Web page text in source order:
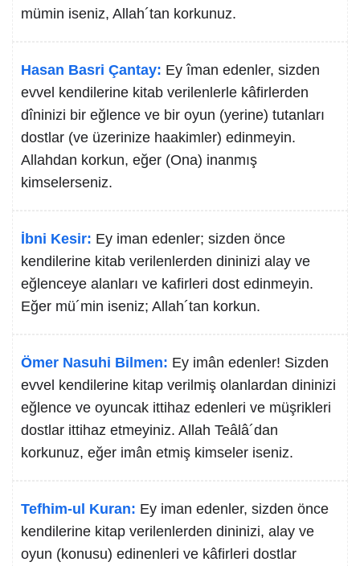
mümin iseniz, Allah´tan korkunuz.
Hasan Basri Çantay: Ey îman edenler, sizden
evvel kendilerine kitab verilenlerle kâfirlerden
dîninizi bir eğlence ve bir oyun (yerine) tutanları
dostlar (ve üzerinize haakimler) edinmeyin.
Allahdan korkun, eğer (Ona) inanmış
kimselerseniz.
İbni Kesir: Ey iman edenler; sizden önce
kendilerine kitab verilenlerden dininizi alay ve
eğlenceye alanları ve kafirleri dost edinmeyin.
Eğer mü´min iseniz; Allah´tan korkun.
Ömer Nasuhi Bilmen: Ey imân edenler! Sizden
evvel kendilerine kitap verilmiş olanlardan dininizi
eğlence ve oyuncak ittihaz edenleri ve müşrikleri
dostlar ittihaz etmeyiniz. Allah Teâlâ´dan
korkunuz, eğer imân etmiş kimseler iseniz.
Tefhim-ul Kuran: Ey iman edenler, sizden önce
kendilerine kitap verilenlerden dininizi, alay ve
oyun (konusu) edinenleri ve kâfirleri dostlar